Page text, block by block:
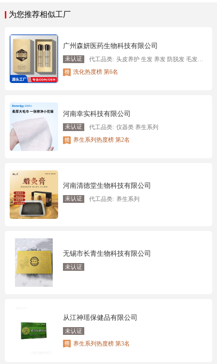
为您推荐相似工厂
广州森妍医药生物科技有限公司
未认证 代工品类: 头皮养护 生发 养发 防脱发 毛发防脱育发 头皮白转黑 头皮抗衰 头皮清洁
洗化热度榜 第6名
河南幸实科技有限公司
未认证 代工品类: 仪器类 养生系列
养生系列热度榜 第2名
河南清德堂生物科技有限公司
未认证 代工品类: 养生系列
无锡市长青生物科技有限公司
未认证
从江神瑶保健品有限公司
未认证
养生系列热度榜 第3名